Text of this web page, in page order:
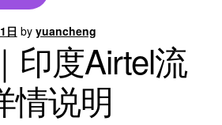
日 by yuancheng
印度Airtel流
情说明